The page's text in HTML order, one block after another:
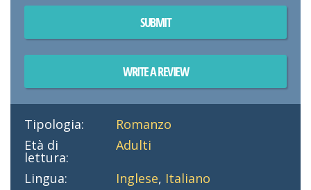
SUBMIT
WRITE A REVIEW
Tipologia:
Romanzo
Età di
lettura:
Adulti
Lingua:
Inglese, Italiano